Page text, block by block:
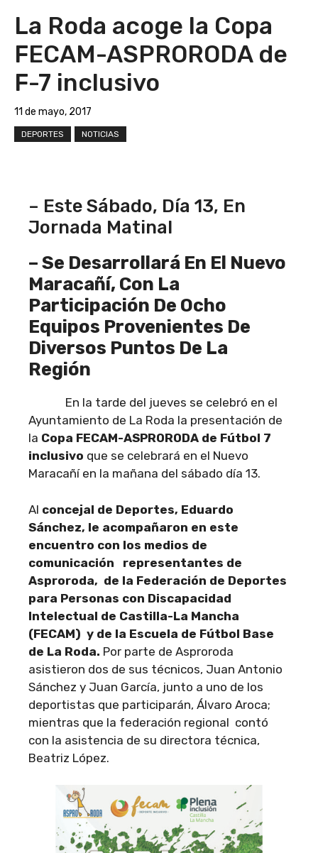
La Roda acoge la Copa
FECAM-ASPRORODA de
F-7 inclusivo
11 de mayo, 2017
DEPORTES NOTICIAS
– Este Sábado, Día 13, En
Jornada Matinal
– Se Desarrollará En El Nuevo
Maracañí, Con La
Participación De Ocho
Equipos Provenientes De
Diversos Puntos De La
Región
En la tarde del jueves se celebró en el
Ayuntamiento de La Roda la presentación de
la Copa FECAM-ASPRORODA de Fútbol 7
inclusivo que se celebrará en el Nuevo
Maracañí en la mañana del sábado día 13.
Al concejal de Deportes, Eduardo
Sánchez, le acompañaron en este
encuentro con los medios de
comunicación representantes de
Asproroda, de la Federación de Deportes
para Personas con Discapacidad
Intelectual de Castilla-La Mancha
(FECAM) y de la Escuela de Fútbol Base
de La Roda. Por parte de Asproroda
asistieron dos de sus técnicos, Juan Antonio
Sánchez y Juan García, junto a uno de los
deportistas que participarán, Álvaro Aroca;
mientras que la federación regional contó
con la asistencia de su directora técnica,
Beatriz López.